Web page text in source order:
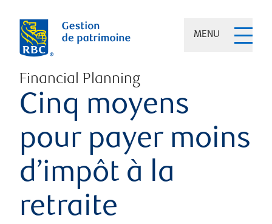
MENU
Financial Planning
Cinq moyens
pour payer moins
d’impôt à la
retraite